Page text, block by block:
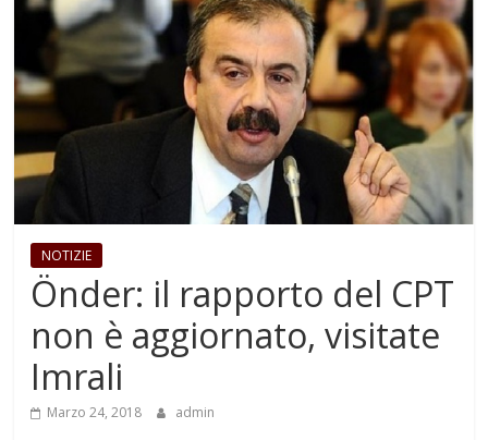
NOTIZIE
Önder: il rapporto del CPT
non è aggiornato, visitate
Imrali
Marzo 24, 2018 admin